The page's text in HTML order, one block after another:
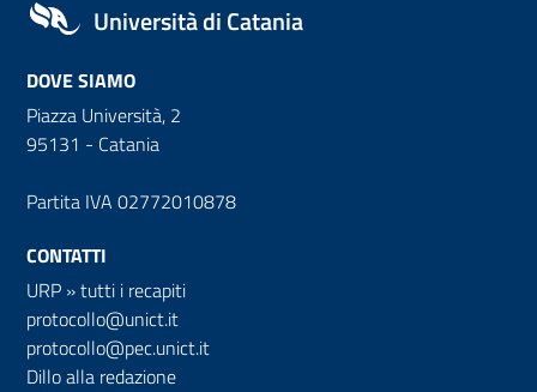
Università di Catania
DOVE SIAMO
Piazza Università, 2
95131 - Catania
Partita IVA 02772010878
CONTATTI
URP »tutti i recapiti
protocollo@unict.it
protocollo@pec.unict.it
Dillo alla redazione